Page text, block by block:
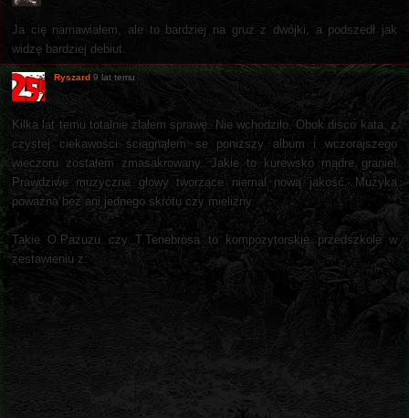
Ja cię namawiałem, ale to bardziej na gruz z dwójki, a podszedł jak
widzę bardziej debiut.
Ryszard 9 lat temu
Kilka lat temu totalnie zlałem sprawę. Nie wchodziło. Obok disco kata, z
czystej ciekawości ściągnąłem se poniższy album i wczorajszego
wieczoru zostałem zmasakrowany. Jakie to kurewsko mądre granie!
Prawdziwe muzyczne głowy tworzące niemal nową jakość. Muzyka
poważna bez ani jednego skrótu czy mielizny.
Takie O.Pazuzu czy T.Tenebrosa to kompozytorskie przedszkole w
zestawieniu z: